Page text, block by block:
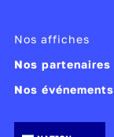
Nos affiches
Nos partenaires
Nos événements